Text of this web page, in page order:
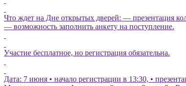
Что ждет на Дне открытых дверей: — презентация
— возможность заполнить анкету на поступление.
Участие бесплатное, но регистрация обязательна.
Дата: 7 июня • начало регистрации в 13:30, •